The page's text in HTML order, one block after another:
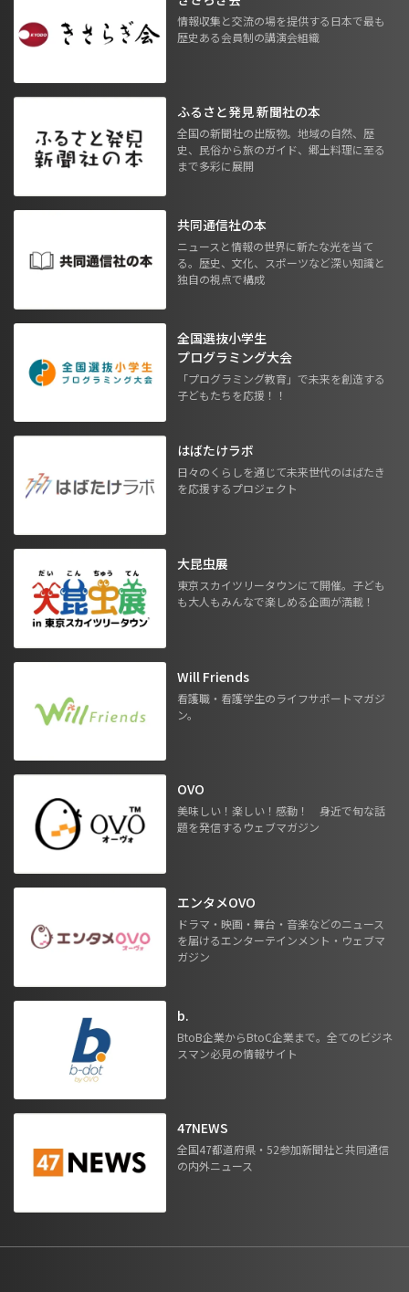
情報収集と交流の場を提供する日本で最も
歴史ある会員制の講演会組織
ふるさと発見 新聞社の本
全国の新聞社の出版物。地域の自然、歴
史、民俗から旅のガイド、郷土料理に至る
まで多彩に展開
共同通信社の本
ニュースと情報の世界に新たな光を当て
る。歴史、文化、スポーツなど深い知識と
独自の視点で構成
全国選抜小学生
プログラミング大会
「プログラミング教育」で未来を創造する
子どもたちを応援！！
はばたけラボ
日々のくらしを通じて未来世代のはばたき
を応援するプロジェクト
大昆虫展
東京スカイツリータウンにて開催。子ども
も大人もみんなで楽しめる企画が満載！
Will Friends
看護職・看護学生のライフサポートマガジ
ン。
OVO
美味しい！楽しい！感動！ 身近で旬な話
題を発信するウェブマガジン
エンタメOVO
ドラマ・映画・舞台・音楽などのニュース
を届けるエンターテインメント・ウェブマ
ガジン
b.
BtoB企業からBtoC企業まで。全てのビジネ
スマン必見の情報サイト
47NEWS
全国47都道府県・52参加新聞社と共同通信
の内外ニュース